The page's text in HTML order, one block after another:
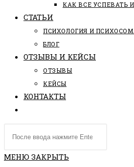
КАК ВСЕ УСПЕВАТЬ
СТАТЬИ
ПCИХОЛОГИЯ И
БЛОГ
ОТЗЫВЫ И КЕЙСЫ
ОТЗЫВЫ
КЕЙСЫ
КОНТАКТЫ
ПО
САЙТУ
сайте
МЕНЮ ЗАКРЫТЬ